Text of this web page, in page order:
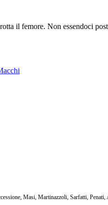
il femore. Non essendoci
Masi, Martinazzoli, Sarfatti,